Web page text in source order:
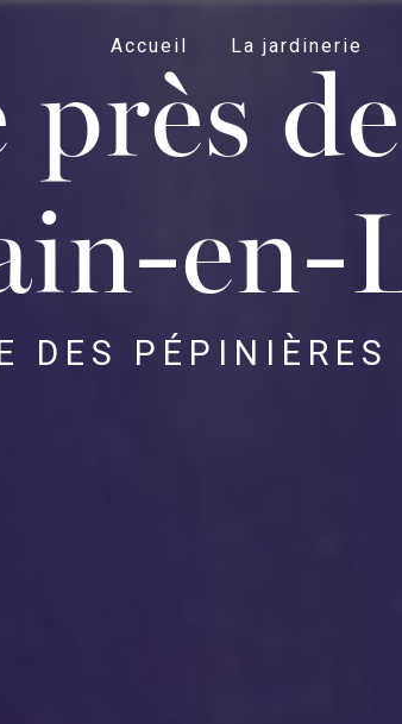
Accueil La jardinerie
près
en-
DES PÉPINIÈRES